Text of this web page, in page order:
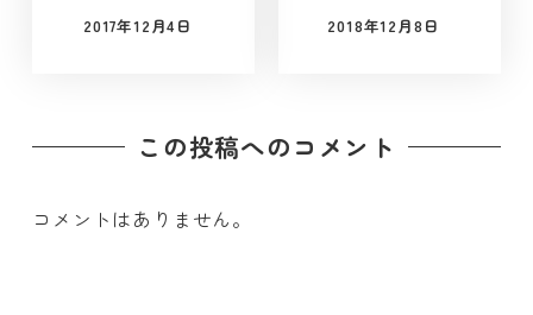
投稿日
2017年12月4日
投稿日
2018年12月8日
この投稿へのコメント
コメントはありません。